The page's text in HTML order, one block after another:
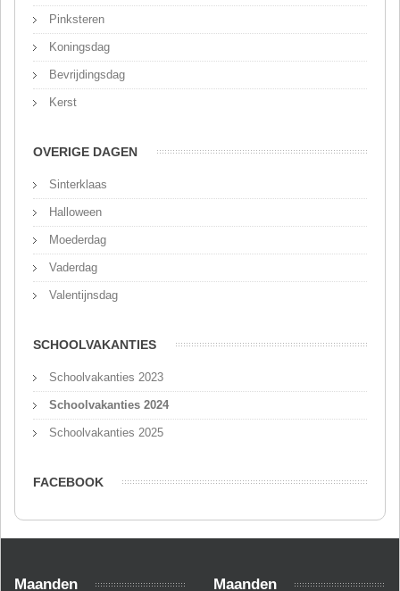
Pinksteren
Koningsdag
Bevrijdingsdag
Kerst
OVERIGE DAGEN
Sinterklaas
Halloween
Moederdag
Vaderdag
Valentijnsdag
SCHOOLVAKANTIES
Schoolvakanties 2023
Schoolvakanties 2024
Schoolvakanties 2025
FACEBOOK
Maanden Maanden